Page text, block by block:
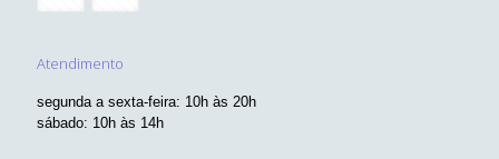
Atendimento
segunda a sexta-feira: 10h às 20h
sábado: 10h às 14h